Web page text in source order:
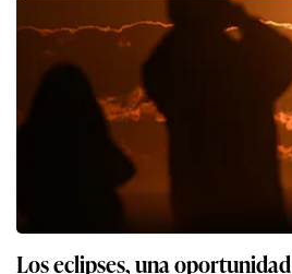
Los eclipses, una